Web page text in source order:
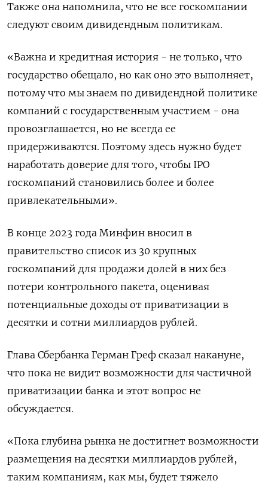
Также она напомнила, что не все госкомпании
следуют своим дивидендным политикам.
«Важна и кредитная история - не только, что
государство обещало, но как оно это выполняет,
потому что мы знаем по дивидендной политике
компаний с государственным участием - она
провозглашается, но не всегда ее
придерживаются. Поэтому здесь нужно будет
наработать доверие для того, чтобы IPO
госкомпаний становились более и более
привлекательными».
В конце 2023 года Минфин вносил в
правительство список из 30 крупных
госкомпаний для продажи долей в них без
потери контрольного пакета, оценивая
потенциальные доходы от приватизации в
десятки и сотни миллиардов рублей.
Глава Сбербанка Герман Греф сказал накануне,
что пока не видит возможности для частичной
приватизации банка и этот вопрос не
обсуждается.
«Пока глубина рынка не достигнет возможности
размещения на десятки миллиардов рублей,
таким компаниям, как мы, будет тяжело